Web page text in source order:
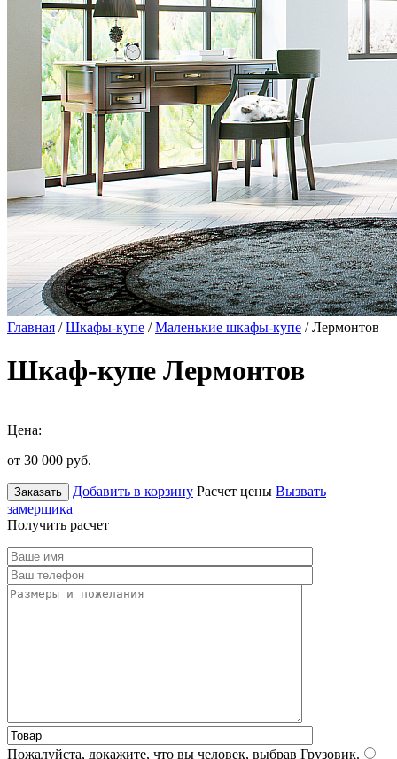
Главная /Шкафы-купе /Маленькие шкафы-купе / Лермонтов
Шкаф-купе Лермонтов
Цена:
от 30 000 руб.
Заказать Добавить в корзину Расчет цены Вызвать
замерщика
Получить расчет
Пожалуйста, докажите, что вы человек, выбрав Грузовик.